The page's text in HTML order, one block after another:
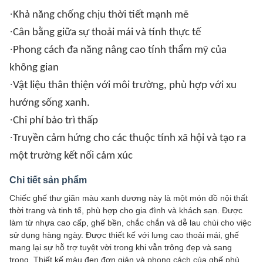
·Khả năng chống chịu thời tiết mạnh mẽ
·Cân bằng giữa sự thoải mái và tính thực tế
·Phong cách đa năng nâng cao tính thẩm mỹ của
không gian
·Vật liệu thân thiện với môi trường, phù hợp với xu
hướng sống xanh.
·Chi phí bảo trì thấp
·Truyền cảm hứng cho các thuộc tính xã hội và tạo ra
một trường kết nối cảm xúc
Chi tiết sản phẩm
Chiếc ghế thư giãn màu xanh dương này là một món đồ nội thất
thời trang và tinh tế, phù hợp cho gia đình và khách sạn. Được
làm từ nhựa cao cấp, ghế bền, chắc chắn và dễ lau chùi cho việc
sử dụng hàng ngày. Được thiết kế với lưng cao thoải mái, ghế
mang lại sự hỗ trợ tuyệt vời trong khi vẫn trông đẹp và sang
trọng. Thiết kế màu đen đơn giản và phong cách của ghế phù